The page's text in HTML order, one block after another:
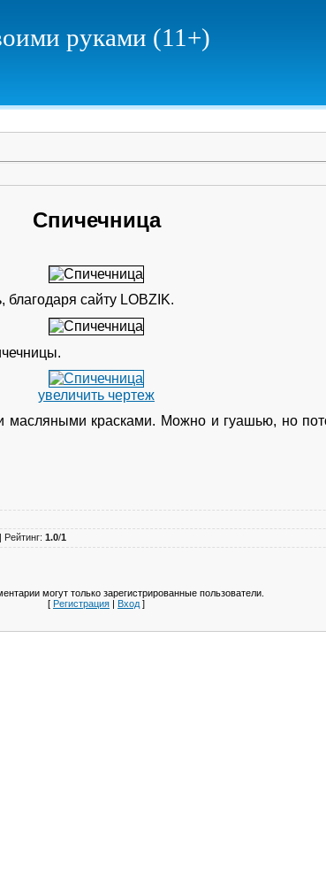
руками (11+)
Спичечница
благодаря сайту LOBZIK.
увеличить чертеж
масляными красками. Можно и гуашью, но
| Рейтинг: 1.0/1
могут только зарегистрированные пользователи.
[ Регистрация | Вход ]